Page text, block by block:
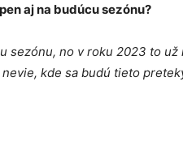
aj na budúcu sezónu?
sezónu, no v roku 2023 to
kde sa budú tieto